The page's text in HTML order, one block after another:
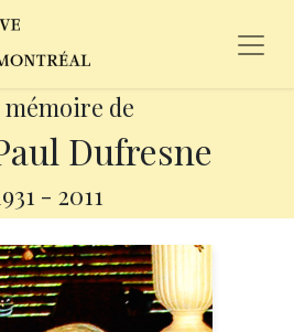
mémoire de
Dufresne
- 2011